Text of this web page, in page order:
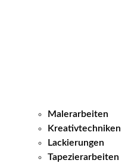
Malerarbeiten
Kreativtechniken
Lackierungen
Tapezierarbeiten